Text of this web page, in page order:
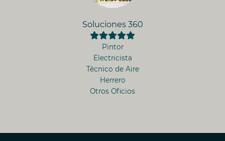
Soluciones 360
Pintor
Electricista
Técnico de Aire
Herrero
Otros Oficios